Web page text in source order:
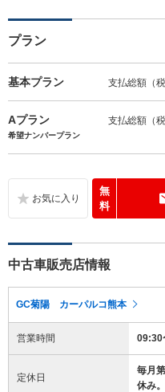
プラン
基本プラン 支払総額（税
Aプラン 支払総額（
希望ナンバープラン
無
料
中古車販売店情報
GC菊陽 カーパルコ熊本
営業時間 09:30
定休日
毎月
休み。